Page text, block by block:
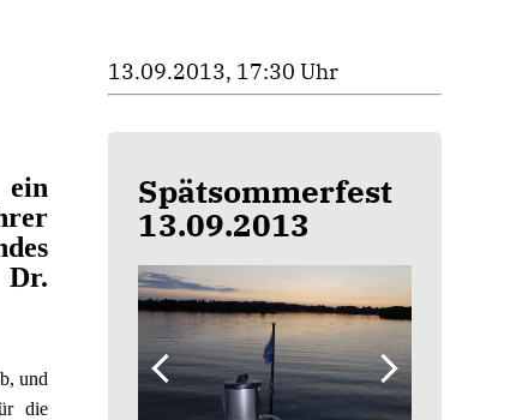
und
die
13.09.2013, 17:30 Uhr
Spätsommerfest
13.09.2013